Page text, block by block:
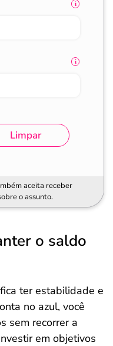
Limpar
aceita receber
o assunto.
o saldo
ter estabilidade e
no azul, você
sem recorrer a
em objetivos